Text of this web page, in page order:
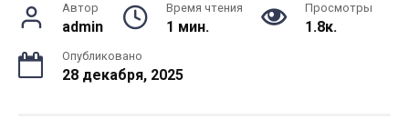
Автор
admin
Время чтения
1 мин.
Просмотры
1.8к.
Опубликовано
28 декабря, 2025